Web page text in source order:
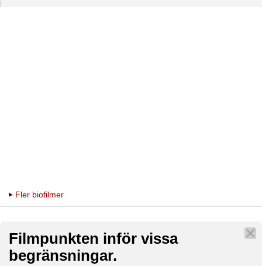
Fler biofilmer
Filmpunkten inför vissa
begränsningar.